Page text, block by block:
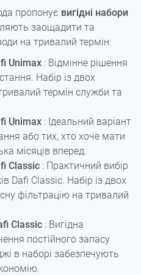
пропонує вигідні набори
заощадити та
на тривалий термін:
Unimax : Відмінне рішення
Набір із двох
термін служби та
Unimax : Ідеальний варіант
або тих, хто хоче мати
місяців вперед.
Classic : Практичний вибір
Dafi Classic. Набір із двох
фільтрацію на тривалий
Classic : Вигідна
постійного запасу
в наборі забезпечують